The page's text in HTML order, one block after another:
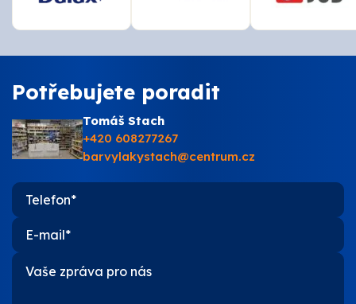
Potřebujete poradit
Tomáš Stach
+420 608277267
barvylakystach@centrum.cz